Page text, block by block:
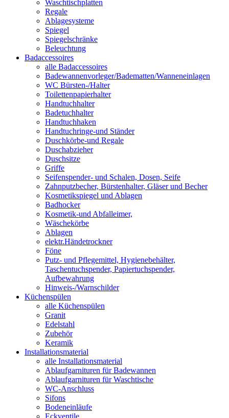
Waschtischplatten
Regale
Ablagesysteme
Spiegel
Spiegelschränke
Beleuchtung
Badaccessoires
alle Badaccessoires
Badewannenvorleger/Badematten/Wanneneinlagen
WC Bürsten-/Halter
Toilettenpapierhalter
Handtuchhalter
Badetuchhalter
Handtuchhaken
Handtuchringe-und Ständer
Duschkörbe-und Regale
Duschabzieher
Duschsitze
Griffe
Seifenspender- und Schalen, Dosen, Seife
Zahnputzbecher, Bürstenhalter, Gläser und Becher
Kosmetikspiegel und Ablagen
Badhocker
Kosmetik-und Abfalleimer,
Wäschekörbe
Ablagen
elektr.Händetrockner
Föne
Putz- und Pflegemittel, Hygienebehälter,
Taschentuchspender, Papiertuchspender,
Aufbewahrung
Hinweis-/Warnschilder
Küchenspülen
alle Küchenspülen
Granit
Edelstahl
Zubehör
Keramik
Installationsmaterial
alle Installationsmaterial
Ablaufgarnituren für Badewannen
Ablaufgarnituren für Waschtische
WC-Anschluss
Sifons
Bodeneinläufe
Eckventile